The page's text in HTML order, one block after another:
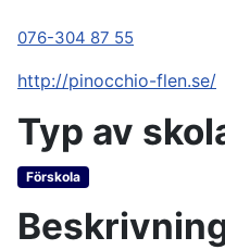
076-304 87 55
http://pinocchio-flen.se/
Typ av
Förskola